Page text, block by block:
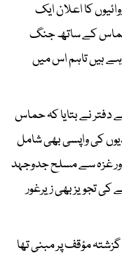
کا اعلان ایک
حماس کے ساتھ جنگ
ہیں تاہم اس میں
دفتر نے بتایا کہ حماس
کی واپسی بھی شامل
غزہ سے مسلح جدوجہد
تجویز بھی زیرغور
مؤقف پر مبنی تھا